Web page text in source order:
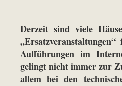
Derzeit sind viele
Aufführungen im
gelingt nicht immer zur
allem bei den